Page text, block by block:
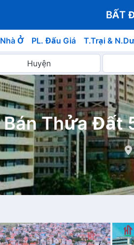
BẤT
Nhà Ở PL. Đấu Giá T.Trại &
Bán Thửa Đất